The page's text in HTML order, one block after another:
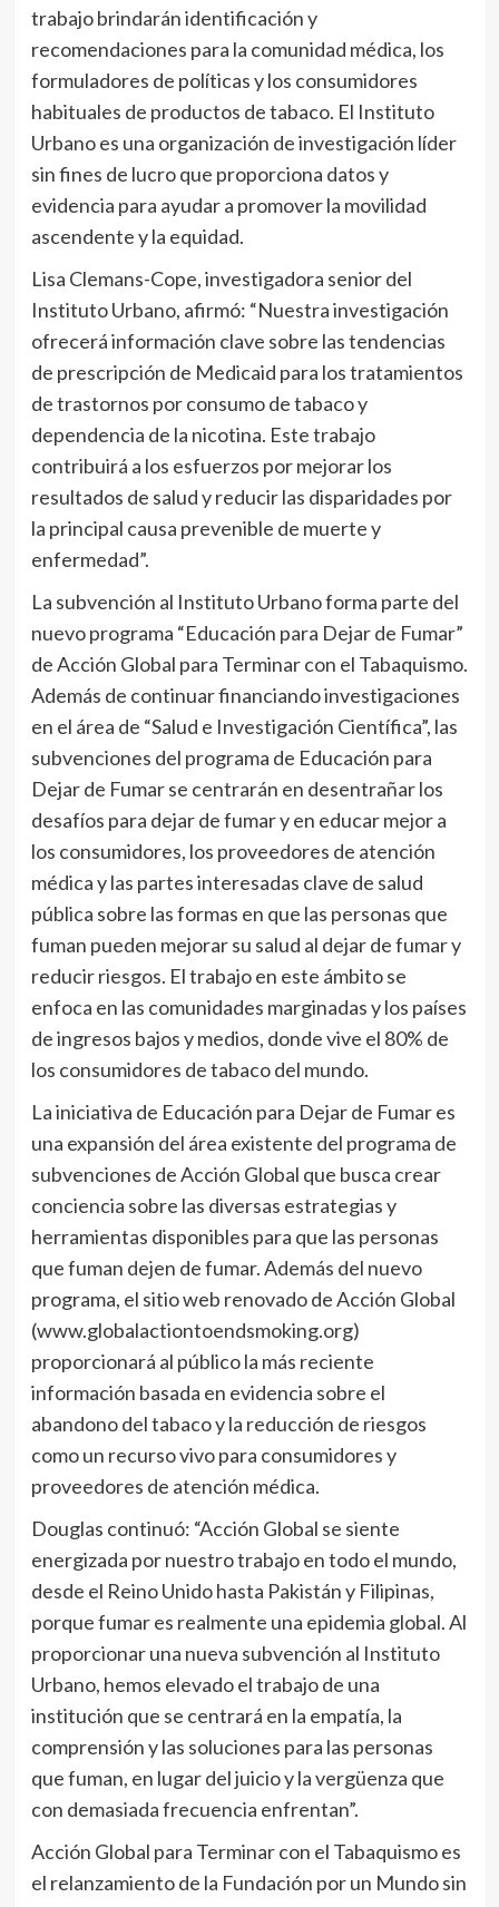
trabajo brindarán identificación y
recomendaciones para la comunidad médica, los
formuladores de políticas y los consumidores
habituales de productos de tabaco. El Instituto
Urbano es una organización de investigación líder
sin fines de lucro que proporciona datos y
evidencia para ayudar a promover la movilidad
ascendente y la equidad.
Lisa Clemans-Cope, investigadora senior del
Instituto Urbano, afirmó: “Nuestra investigación
ofrecerá información clave sobre las tendencias
de prescripción de Medicaid para los tratamientos
de trastornos por consumo de tabaco y
dependencia de la nicotina. Este trabajo
contribuirá a los esfuerzos por mejorar los
resultados de salud y reducir las disparidades por
la principal causa prevenible de muerte y
enfermedad”.
La subvención al Instituto Urbano forma parte del
nuevo programa “Educación para Dejar de Fumar”
de Acción Global para Terminar con el Tabaquismo.
Además de continuar financiando investigaciones
en el área de “Salud e Investigación Científica”, las
subvenciones del programa de Educación para
Dejar de Fumar se centrarán en desentrañar los
desafíos para dejar de fumar y en educar mejor a
los consumidores, los proveedores de atención
médica y las partes interesadas clave de salud
pública sobre las formas en que las personas que
fuman pueden mejorar su salud al dejar de fumar y
reducir riesgos. El trabajo en este ámbito se
enfoca en las comunidades marginadas y los países
de ingresos bajos y medios, donde vive el 80% de
los consumidores de tabaco del mundo.
La iniciativa de Educación para Dejar de Fumar es
una expansión del área existente del programa de
subvenciones de Acción Global que busca crear
conciencia sobre las diversas estrategias y
herramientas disponibles para que las personas
que fuman dejen de fumar. Además del nuevo
programa, el sitio web renovado de Acción Global
(www.globalactiontoendsmoking.org)
proporcionará al público la más reciente
información basada en evidencia sobre el
abandono del tabaco y la reducción de riesgos
como un recurso vivo para consumidores y
proveedores de atención médica.
Douglas continuó: “Acción Global se siente
energizada por nuestro trabajo en todo el mundo,
desde el Reino Unido hasta Pakistán y Filipinas,
porque fumar es realmente una epidemia global. Al
proporcionar una nueva subvención al Instituto
Urbano, hemos elevado el trabajo de una
institución que se centrará en la empatía, la
comprensión y las soluciones para las personas
que fuman, en lugar del juicio y la vergüenza que
con demasiada frecuencia enfrentan”.
Acción Global para Terminar con el Tabaquismo es
el relanzamiento de la Fundación por un Mundo sin